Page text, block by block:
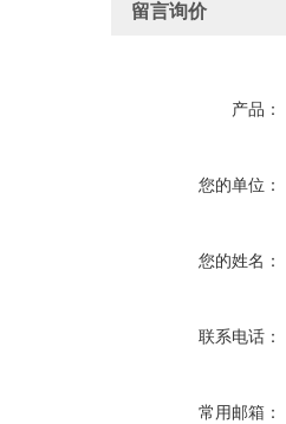
留言询价
产品：
您的单位：
您的姓名：
联系电话：
常用邮箱：